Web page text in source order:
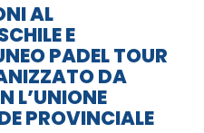
AL
E
PADEL TOUR
DA
L’UNIONE
PROVINCIALE